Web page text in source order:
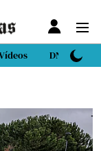
DN Sport